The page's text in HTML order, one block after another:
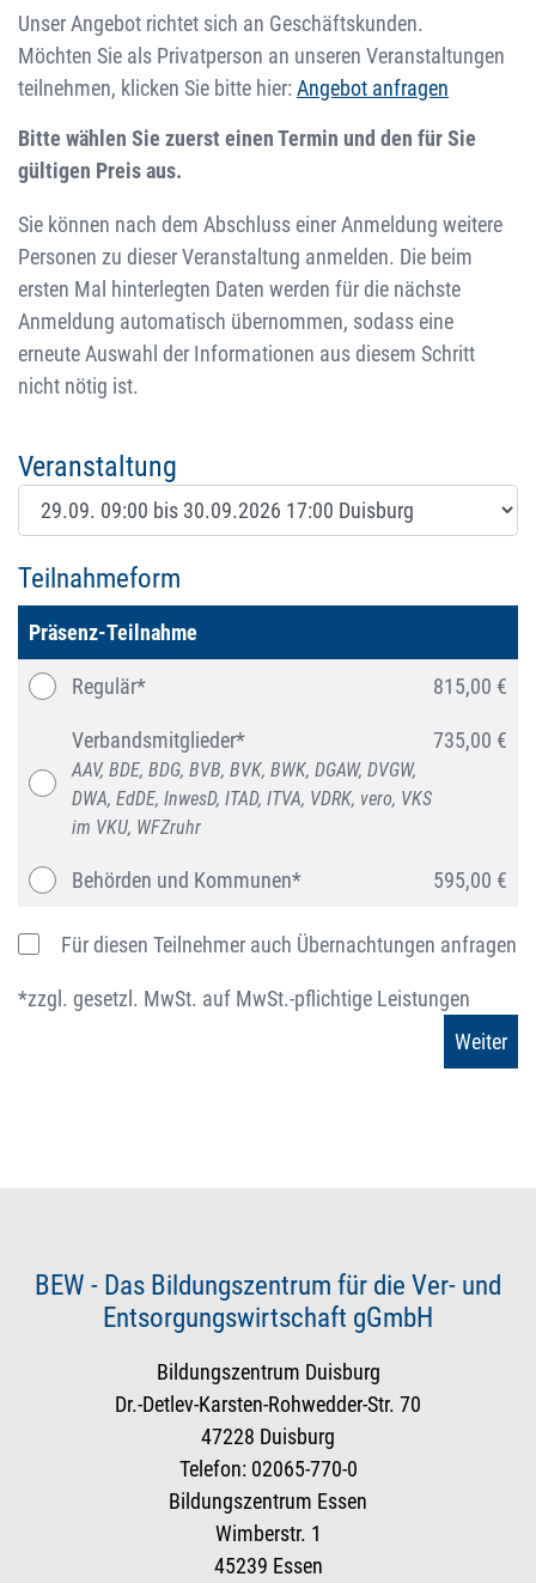
Unser Angebot richtet sich an Geschäftskunden.
Möchten Sie als Privatperson an unseren Veranstaltungen
teilnehmen, klicken Sie bitte hier: Angebot anfragen
Bitte wählen Sie zuerst einen Termin und den für Sie
gültigen Preis aus.
Sie können nach dem Abschluss einer Anmeldung weitere
Personen zu dieser Veranstaltung anmelden. Die beim
ersten Mal hinterlegten Daten werden für die nächste
Anmeldung automatisch übernommen, sodass eine
erneute Auswahl der Informationen aus diesem Schritt
nicht nötig ist.
Veranstaltung
Teilnahmeform
Präsenz-Teilnahme
Regulär* 815,00 €
Verbandsmitglieder* 735,00 €
AAV, BDE, BDG, BVB, BVK, BWK, DGAW, DVGW,
DWA, EdDE, InwesD, ITAD, ITVA, VDRK, vero, VKS
im VKU, WFZruhr
Behörden und Kommunen* 595,00 €
Für diesen Teilnehmer auch Übernachtungen anfragen
*zzgl. gesetzl. MwSt. auf MwSt.-pflichtige Leistungen
BEW - Das Bildungszentrum für die Ver- und
Entsorgungswirtschaft gGmbH
Bildungszentrum Duisburg
Dr.-Detlev-Karsten-Rohwedder-Str. 70
47228 Duisburg
Telefon: 02065-770-0
Bildungszentrum Essen
Wimberstr. 1
45239 Essen